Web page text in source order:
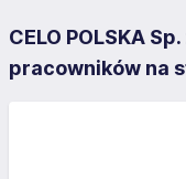
CELO POLSKA
pracowników na